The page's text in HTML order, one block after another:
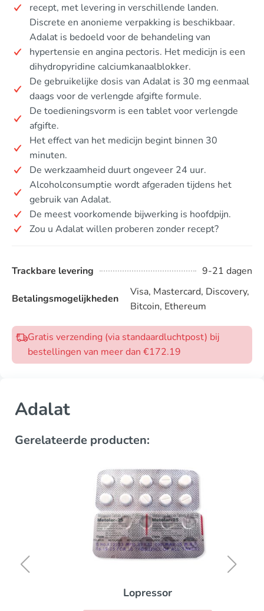
recept, met levering in verschillende landen.
Discrete en anonieme verpakking is beschikbaar.
Adalat is bedoeld voor de behandeling van
hypertensie en angina pectoris. Het medicijn is een
dihydropyridine calciumkanaalblokker.
De gebruikelijke dosis van Adalat is 30 mg eenmaal
daags voor de verlengde afgifte formule.
De toedieningsvorm is een tablet voor verlengde
afgifte.
Het effect van het medicijn begint binnen 30
minuten.
De werkzaamheid duurt ongeveer 24 uur.
Alcoholconsumptie wordt afgeraden tijdens het
gebruik van Adalat.
De meest voorkomende bijwerking is hoofdpijn.
Zou u Adalat willen proberen zonder recept?
Trackbare levering 9-21 dagen
Betalingsmogelijkheden
Visa, Mastercard, Discovery,
Bitcoin, Ethereum
Gratis verzending (via standaardluchtpost) bij
bestellingen van meer dan €172.19
Adalat
Gerelateerde producten:
Lopressor